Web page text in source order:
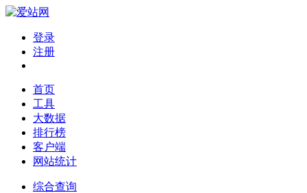
登录
注册
首页
工具
大数据
排行榜
客户端
网站统计
综合查询